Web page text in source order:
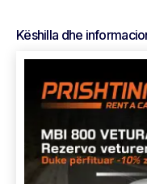
Këshilla dhe